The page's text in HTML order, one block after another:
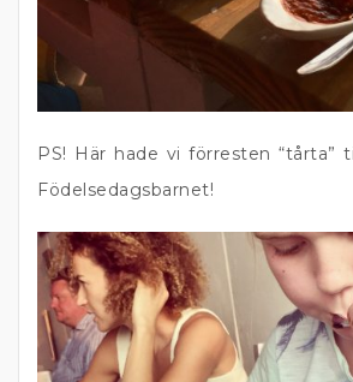
PS! Här hade vi förresten “tårta”
Födelsedagsbarnet!